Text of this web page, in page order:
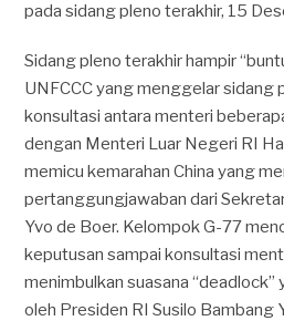
pada sidang pleno terakhir, 15
Sidang pleno terakhir hampir
UNFCCC yang menggelar sidang
konsultasi antara menteri
dengan Menteri Luar Negeri RI
memicu kemarahan China yang
pertanggungjawaban dari
Yvo de Boer. Kelompok G-77
keputusan sampai konsultasi
menimbulkan suasana “deadlock”
oleh Presiden RI Susilo Bambang